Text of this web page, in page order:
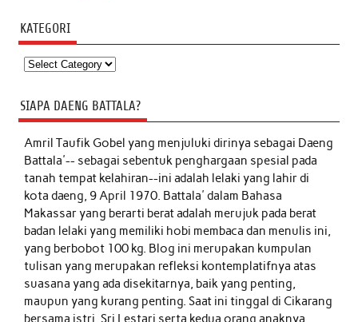
KATEGORI
Kategori
SIAPA DAENG BATTALA?
Amril Taufik Gobelyang menjuluki dirinya sebagai Daeng
Battala'-- sebagai sebentuk penghargaan spesial pada
tanah tempat kelahiran--ini adalah lelaki yang lahir di
kota daeng, 9 April 1970. Battala' dalam Bahasa
Makassar yang berarti berat adalah merujuk pada berat
badan lelaki yang memiliki hobi membaca dan menulis ini,
yang berbobot 100 kg. Blog ini merupakan kumpulan
tulisan yang merupakan refleksi kontemplatifnya atas
suasana yang ada disekitarnya, baik yang penting,
maupun yang kurang penting. Saat ini tinggal di Cikarang
bersama istri, Sri Lestari serta kedua orang anaknya,